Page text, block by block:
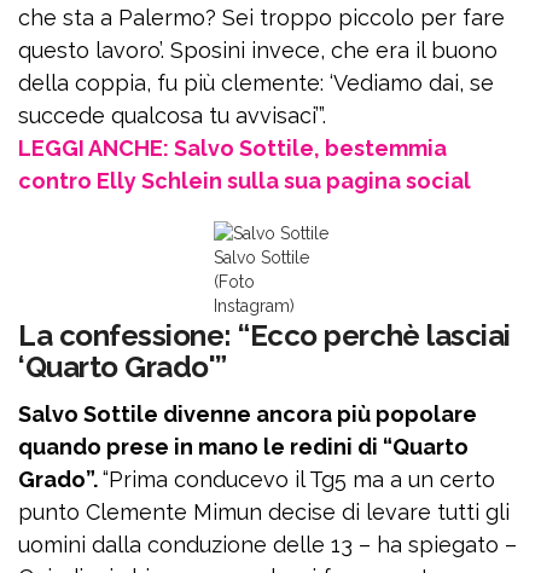
che sta a Palermo? Sei troppo piccolo per fare
questo lavoro’. Sposini invece, che era il buono
della coppia, fu più clemente: ‘Vediamo dai, se
succede qualcosa tu avvisaci’”.
LEGGI ANCHE: Salvo Sottile, bestemmia
contro Elly Schlein sulla sua pagina social
Salvo Sottile
(Foto
Instagram)
La confessione: “Ecco perchè lasciai
‘Quarto Grado'”
Salvo Sottile divenne ancora più popolare
quando prese in mano le redini di “Quarto
Grado”.“Prima conducevo il Tg5 ma a un certo
punto Clemente Mimun decise di levare tutti gli
uomini dalla conduzione delle 13 – ha spiegato –